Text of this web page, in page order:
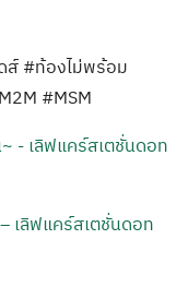
ส์ #ท้องไม่พร้อม
#MSM
เลิฟแคร์สเตชั่นดอท